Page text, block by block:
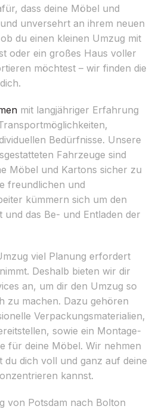
dass deine Möbel und
unversehrt an ihrem neuen
du einen kleinen Umzug mit
oder ein großes Haus voller
möchtest – wir finden die
mit langjähriger Erfahrung
Bedürfnisse. Unsere
Fahrzeuge sind
Möbel und Kartons sicher zu
freundlichen und
kümmern sich um den
das Be- und Entladen der
viel Planung erfordert
Deshalb bieten wir dir
an, um dir den Umzug so
zu machen. Dazu gehören
Verpackungsmaterialien,
sowie ein Montage-
für deine Möbel. Wir nehmen
du dich voll und ganz auf deine
kannst.
von Potsdam nach Bolton